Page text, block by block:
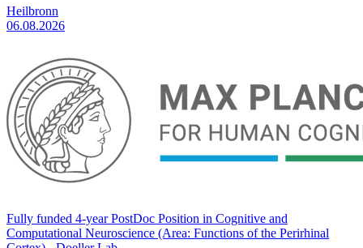
Heilbronn
06.08.2026
Fully funded 4-year PostDoc Position in Cognitive and
Computational Neuroscience (Area: Functions of the Perirhinal